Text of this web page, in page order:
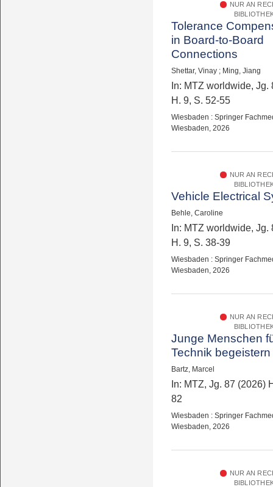
NUR AN
Tolerance
in Board-to-Board
Connections
Shettar, Vinay ; Ming, Jiang
In: MTZ worldwide, Jg.
H. 9, S. 52-55
Wiesbaden : Springer
Wiesbaden, 2026
NUR AN
Vehicle Electrical
Behle, Caroline
In: MTZ worldwide, Jg.
H. 9, S. 38-39
Wiesbaden : Springer
Wiesbaden, 2026
NUR AN
Junge Menschen
Technik begeistern
Bartz, Marcel
In: MTZ, Jg. 87 (2026)
82
Wiesbaden : Springer
Wiesbaden, 2026
NUR AN